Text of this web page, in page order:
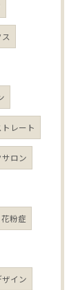
レート
ロン
花粉症
イン